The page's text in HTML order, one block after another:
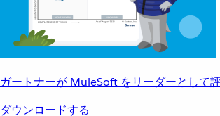
ガートナーが MuleSoft をリーダーとして
ダウンロードする